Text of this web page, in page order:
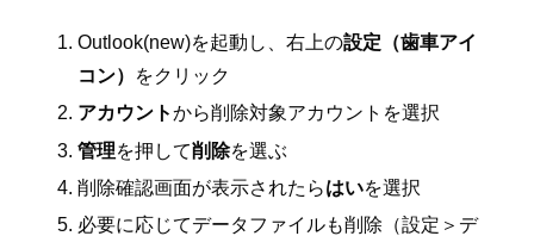
Outlook(new)を起動し、右上の設定（歯車アイ
コン）
をクリック
アカウントから削除対象アカウントを選択
管理を押して削除を選ぶ
削除確認画面が表示されたらはいを選択
必要に応じてデータファイルも削除（設定＞デ